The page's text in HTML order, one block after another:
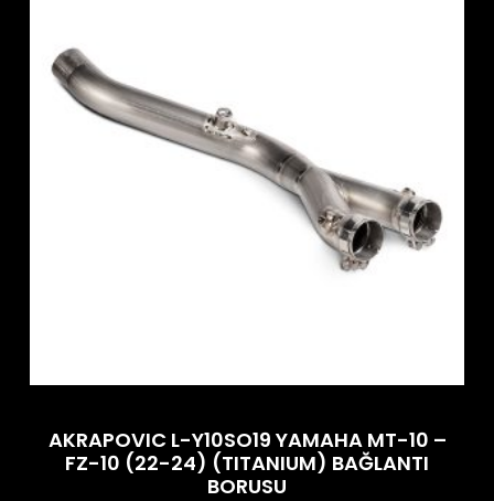
AKRAPOVIC L-Y10SO19 YAMAHA MT-10 –
FZ-10 (22-24) (TITANIUM) BAĞLANTI
BORUSU